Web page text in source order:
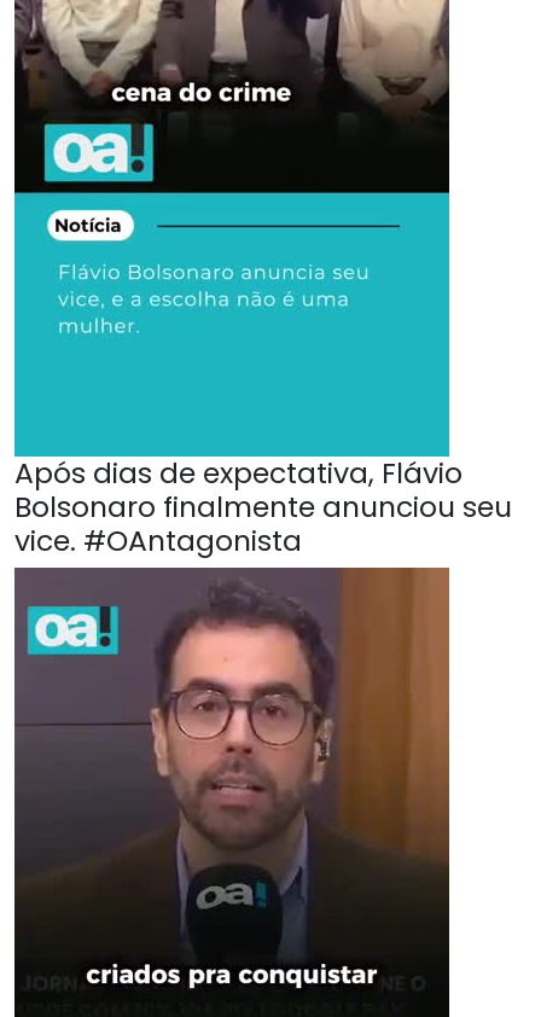
Após dias de expectativa, Flávio
Bolsonaro finalmente anunciou seu
vice. #OAntagonista